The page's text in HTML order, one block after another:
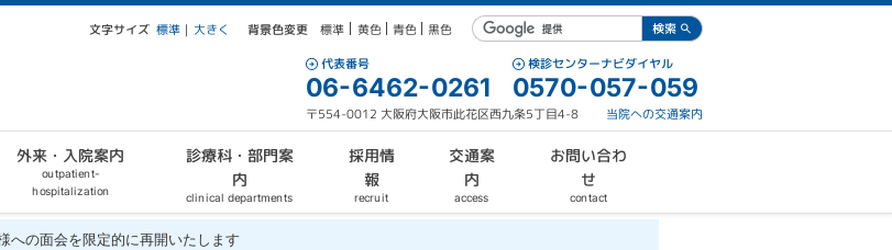
文字サイズ 標準 ｜ 大きく 背景色変更 標準 黄色 青色 黒色
代表番号
06-6462-0261
検診センターナビダイヤル
0570-057-059
〒554-0012 大阪府大阪市此花区西九条5丁目4-8 当院への交通案内
外来・入院案内
outpatient-
hospitalization
診療科・部門案
内
clinical departments
採用情
報
recruit
交通案
内
access
お問い合わ
せ
contact
への面会を限定的に再開いたします